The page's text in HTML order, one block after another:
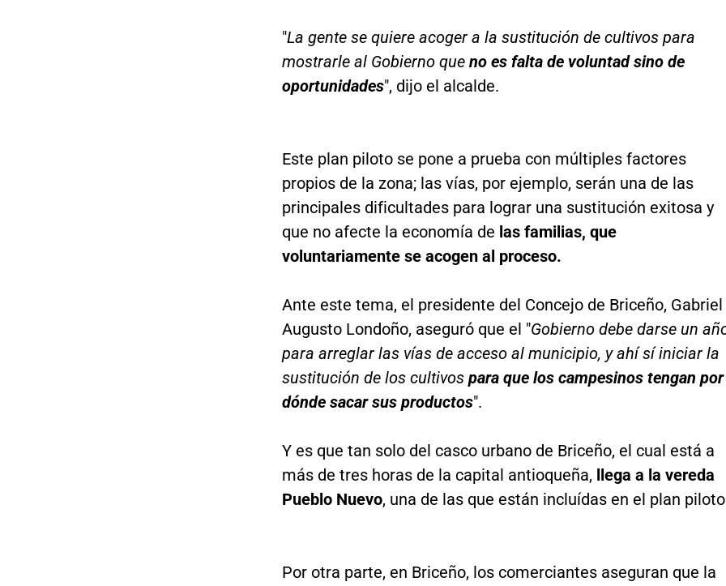
"La gente se quiere acoger a la sustitución de cultivos para
mostrarle al Gobierno que no es falta de voluntad sino de
oportunidades", dijo el alcalde.
Este plan piloto se pone a prueba con múltiples factores
propios de la zona; las vías, por ejemplo, serán una de las
principales dificultades para lograr una sustitución exitosa y
que no afecte la economía de las familias, que
voluntariamente se acogen al proceso.
Ante este tema, el presidente del Concejo de Briceño, Gabriel
Augusto Londoño, aseguró que el "Gobierno debe darse un
para arreglar las vías de acceso al municipio, y ahí sí iniciar la
sustitución de los cultivos para que los campesinos tengan por
dónde sacar sus productos".
Y es que tan solo del casco urbano de Briceño, el cual está a
más de tres horas de la capital antioqueña, llega a la vereda
Pueblo Nuevo, una de las que están incluídas en el plan
Por otra parte, en Briceño, los comerciantes aseguran que la